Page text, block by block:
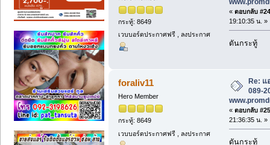
กระทู้: 8649
เวบบอร์ดประกาศฟรี , ลงประกาศ
« ตอบกลับ
19:10:35 น. »
ดันกระทู้
foraliv11
Hero Member
กระทู้: 8649
เวบบอร์ดประกาศฟรี , ลงประกาศ
Re:
089-
« ตอบกลับ
21:36:35 น. »
ดันกระทู้